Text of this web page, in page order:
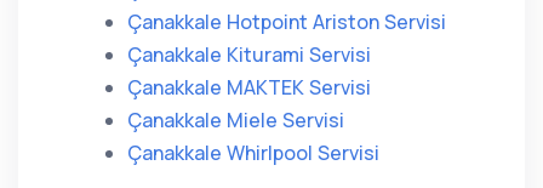
Çanakkale Hotpoint Ariston Servisi
Çanakkale Kiturami Servisi
Çanakkale MAKTEK Servisi
Çanakkale Miele Servisi
Çanakkale Whirlpool Servisi